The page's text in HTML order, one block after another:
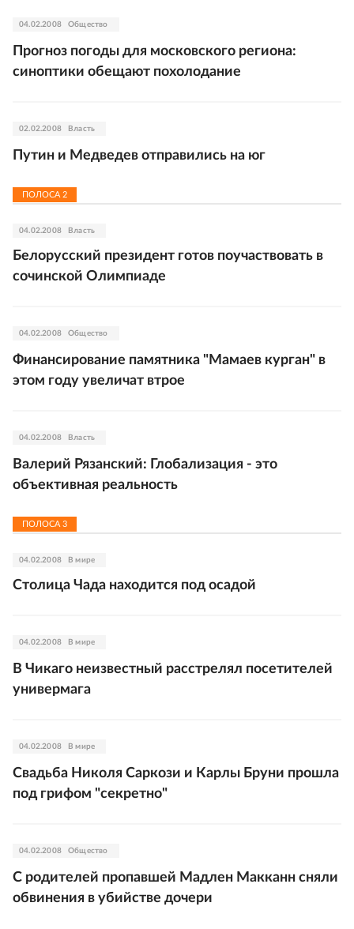
04.02.2008 Общество
Прогноз погоды для московского региона:
синоптики обещают похолодание
02.02.2008 Власть
Путин и Медведев отправились на юг
ПОЛОСА 2
04.02.2008 Власть
Белорусский президент готов поучаствовать в
сочинской Олимпиаде
04.02.2008 Общество
Финансирование памятника "Мамаев курган" в
этом году увеличат втрое
04.02.2008 Власть
Валерий Рязанский: Глобализация - это
объективная реальность
ПОЛОСА 3
04.02.2008 В мире
Столица Чада находится под осадой
04.02.2008 В мире
В Чикаго неизвестный расстрелял посетителей
универмага
04.02.2008 В мире
Свадьба Николя Саркози и Карлы Бруни прошла
под грифом "секретно"
04.02.2008 Общество
С родителей пропавшей Мадлен Макканн сняли
обвинения в убийстве дочери